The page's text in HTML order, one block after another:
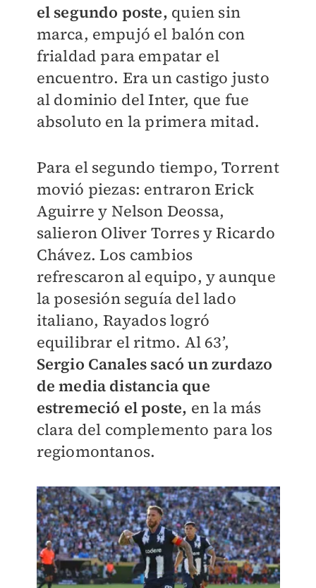
el segundo poste, quien sin
marca, empujó el balón con
frialdad para empatar el
encuentro. Era un castigo justo
al dominio del Inter, que fue
absoluto en la primera mitad.
Para el segundo tiempo, Torrent
movió piezas: entraron Erick
Aguirre y Nelson Deossa,
salieron Oliver Torres y Ricardo
Chávez. Los cambios
refrescaron al equipo, y aunque
la posesión seguía del lado
italiano, Rayados logró
equilibrar el ritmo. Al 63’,
Sergio Canales sacó un zurdazo
de media distancia que
estremeció el poste, en la más
clara del complemento para los
regiomontanos.